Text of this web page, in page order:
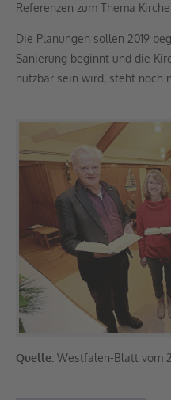
Referenzen zum Thema
Die Planungen sollen 2019
Sanierung beginnt und die
nutzbar sein wird, steht noch
Quelle: Westfalen-Blatt vom